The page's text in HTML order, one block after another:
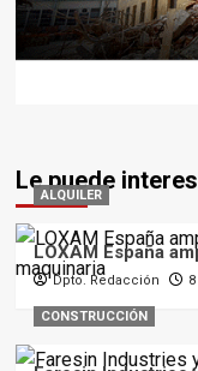
Le puede
ALQUILER
LOXAM España
Dpto. Redacción
CONSTRUCCIÓN